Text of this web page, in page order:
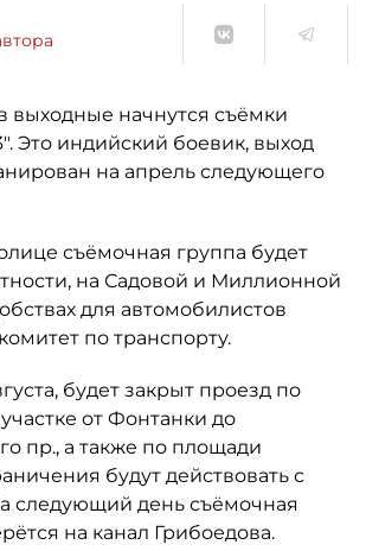
выходные начнутся съёмки
Это индийский боевик, выход
на апрель следующего
съёмочная группа будет
на Садовой и Миллионной
для автомобилистов
по транспорту.
будет закрыт проезд по
от Фонтанки до
пр., а также по площади
будут действовать с
следующий день съёмочная
на канал Грибоедова.